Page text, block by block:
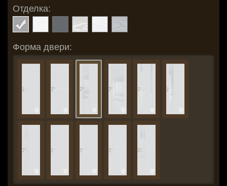
Отделка:
Форма двери: